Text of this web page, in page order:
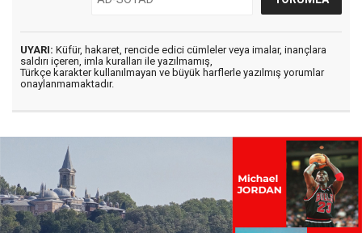
UYARI: Küfür, hakaret, rencide edici cümleler veya imalar, inançlara
saldırı içeren, imla kuralları ile yazılmamış,
Türkçe karakter kullanılmayan ve büyük harflerle yazılmış yorumlar
onaylanmamaktadır.